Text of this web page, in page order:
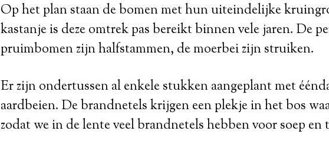
Op het plan staan de bomen met hun uiteindelijke
kastanje is deze omtrek pas bereikt binnen vele jaren. De
pruimbomen zijn halfstammen, de moerbei zijn struiken.
Er zijn ondertussen al enkele stukken aangeplant met
aardbeien. De brandnetels krijgen een plekje in het bos
zodat we in de lente veel brandnetels hebben voor soep en